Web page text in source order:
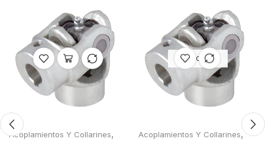
Acoplamientos Y Collarines,
AGOTADO
Acoplamientos Y Collarines,